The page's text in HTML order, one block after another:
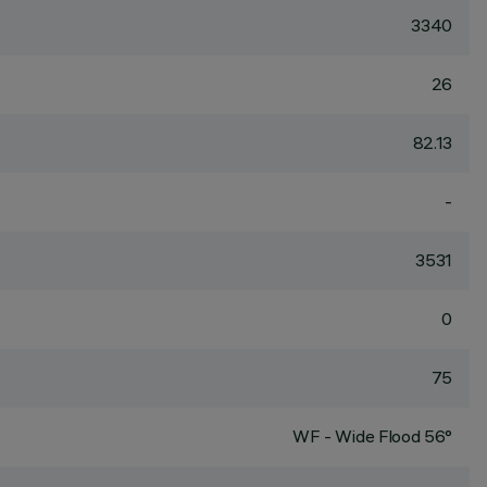
3340
26
82.13
-
3531
0
75
WF - Wide Flood 56°